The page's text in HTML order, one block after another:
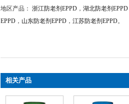
地区产品： 浙江防老剂EPPD ， 湖北防老剂EPPD
EPPD ， 山东防老剂EPPD ， 江苏防老剂EPPD。
相关产品